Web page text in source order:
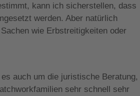
kann ich sicherstellen, dass
werden. Aber natürlich
wie Erbstreitigkeiten oder
auch um die juristische Beratung,
sehr schnell sehr